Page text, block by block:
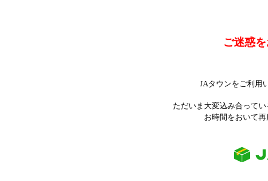
ご迷惑
JAタウンをご利用
ただいま大変込み合って
お時間をおいて